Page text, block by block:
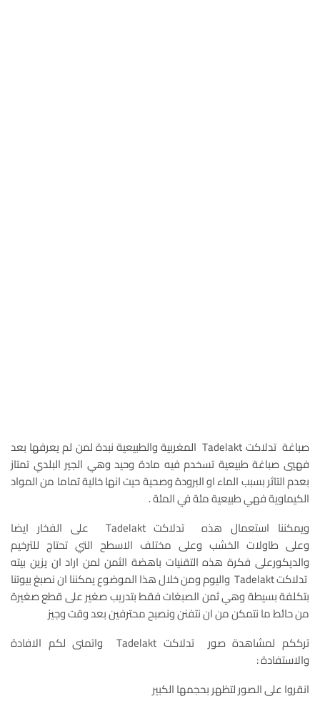
صباغة تدلاكت Tadelakt المغربية والطبيعية نبدة لمن لم يعرفها بعد
فهيي صباغة طبيعية تسخدم فيه مادة وحيد وهي الجير البلدي تمتاز
بعدم التاثر بسبب الماء او البرودة وصحية حيت انها خالية تماما من المواد
الكيماوية فهي طبيعية مئة في المئة .
ويمكننا استعمال هذه تدلاكت Tadelakt على الفخار ايضا
وعلى طاولات الخشب وعلى مختلف الاسطح التي تحتاج للترخيم
والديكورعلى فكرة هذه التقنيات باهضة الثمن لمن اراد ان يزين بيته
تدلاكت Tadelakt واليوم ومن خلال هذا الموضوع يمكننا ان نصبغ بيوتنا
بتكلفة بسيطة وهي ثمن الصبغات فقط بتدريب صغير على قطع صغيرة
من حائط ما نتمكن من ان نتفنن ونصبح محترفين بعد وقت وجيز
ترككم لمشاهدة صور تدلاكت Tadelakt واتمنى لكم الافادة
والاستفادة :
انقروا على الصور لتظهر بحجمها الكبير